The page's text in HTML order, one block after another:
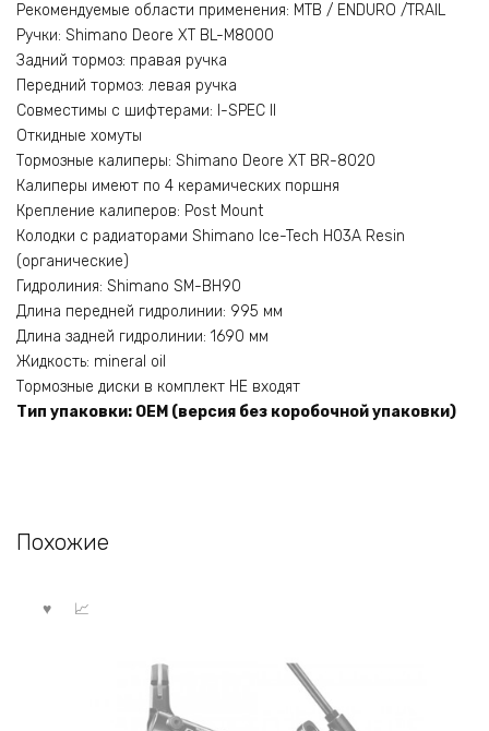
Рекомендуемые области применения: MTB / ENDURO /TRAIL
Ручки: Shimano Deore XT BL-M8000
Задний тормоз: правая ручка
Передний тормоз: левая ручка
Совместимы с шифтерами: I-SPEC II
Откидные хомуты
Тормозные калиперы: Shimano Deore XT BR-8020
Калиперы имеют по 4 керамических поршня
Крепление калиперов: Post Mount
Колодки с радиаторами Shimano Ice-Tech H03A Resin
(органические)
Гидролиния: Shimano SM-BH90
Длина передней гидролинии: 995 мм
Длина задней гидролинии: 1690 мм
Жидкость: mineral oil
Тормозные диски в комплект НЕ входят
Тип упаковки: OEM (версия без коробочной упаковки)
Похожие